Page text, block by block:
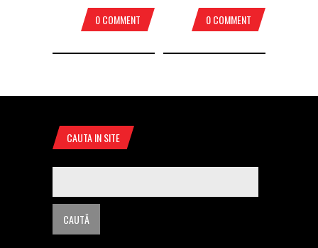
0 COMMENT 0 COMMENT
CAUTA IN SITE